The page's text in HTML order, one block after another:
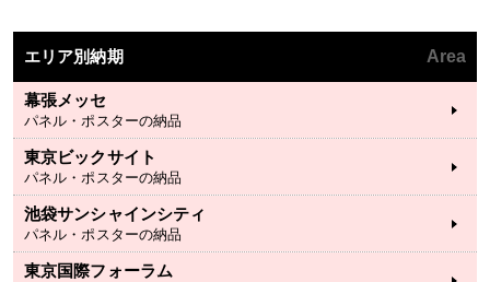
エリア別納期 Area
幕張メッセ
パネル・ポスターの納品
東京ビックサイト
パネル・ポスターの納品
池袋サンシャインシティ
パネル・ポスターの納品
東京国際フォーラム